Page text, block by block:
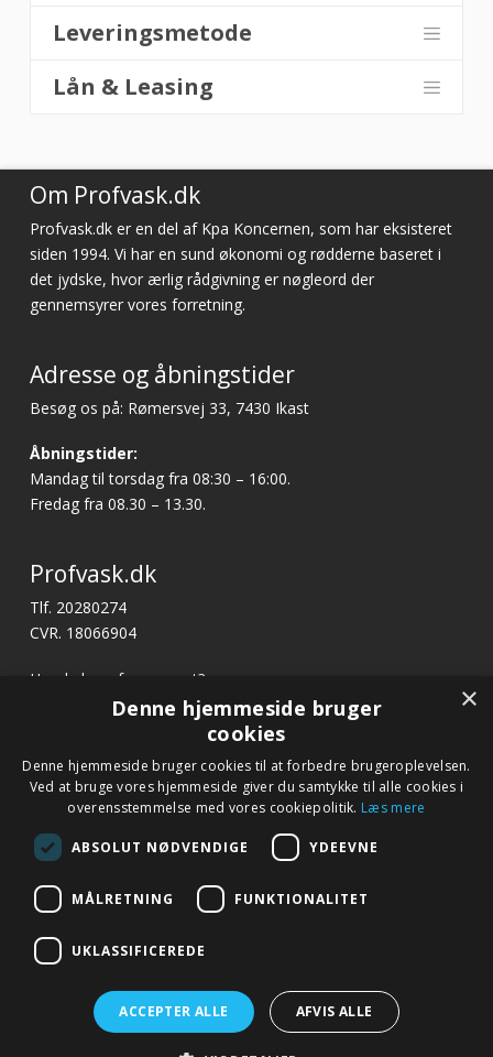
Leveringsmetode
Lån & Leasing
Om Profvask.dk
Profvask.dk er en del af Kpa Koncernen, som har eksisteret
siden 1994. Vi har en sund økonomi og rødderne baseret i
det jydske, hvor ærlig rådgivning er nøgleord der
gennemsyrer vores forretning.
Adresse og åbningstider
Besøg os på: Rømersvej 33, 7430 Ikast
Åbningstider:
Mandag til torsdag fra 08:30 – 16:00.
Fredag fra 08.30 – 13.30.
Profvask.dk
Tlf. 20280274
CVR. 18066904
Har du brug for support?
profvask@kpa.dk
Hurtige links
Betingelser og garanti
Kontakt
Fagor.dk
Bliv ringet op
Ring til os på tlf. 20 28 02 74 eller notér dit nummer
nedenfor, så kontakter vi dig.
Navn *
Telefon *
×
Denne hjemmeside bruger
cookies
Denne hjemmeside bruger cookies til at forbedre brugeroplevelsen.
Ved at bruge vores hjemmeside giver du samtykke til alle cookies i
overensstemmelse med vores cookiepolitik. Læs mere
ABSOLUT NØDVENDIGE YDEEVNE
MÅLRETNING FUNKTIONALITET
UKLASSIFICEREDE
ACCEPTER ALLE AFVIS ALLE